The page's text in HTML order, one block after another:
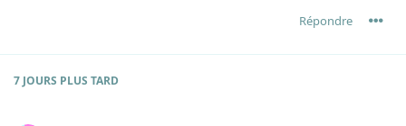
Répondre
7 JOURS PLUS TARD